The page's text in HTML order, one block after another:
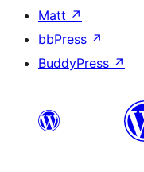
Matt ↗
bbPress ↗
BuddyPress ↗